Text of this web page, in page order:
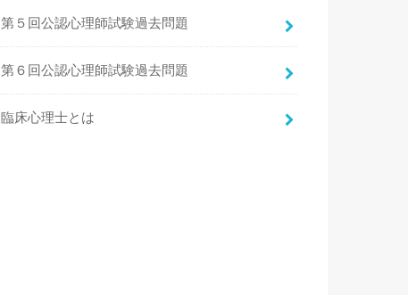
第５回公認心理師試験過去問題
第６回公認心理師試験過去問題
臨床心理士とは